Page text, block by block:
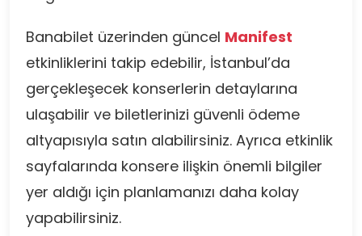
Banabilet üzerinden güncel Manifest
etkinliklerini takip edebilir, İstanbul’da
gerçekleşecek konserlerin detaylarına
ulaşabilir ve biletlerinizi güvenli ödeme
altyapısıyla satın alabilirsiniz. Ayrıca etkinlik
sayfalarında konsere ilişkin önemli bilgiler
yer aldığı için planlamanızı daha kolay
yapabilirsiniz.